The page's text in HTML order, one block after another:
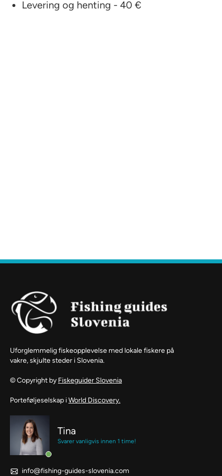
Levering og henting - 40 €
Uforglemmelig fiskeopplevelse med lokale fiskere på
vakre, skjulte steder i Slovenia.
© Copyright by Fiskeguider Slovenia
Porteføljeselskap iWorld Discovery.
Tina
Svarer vanligvis innen 1 time!
info@fishing-guides-slovenia.com